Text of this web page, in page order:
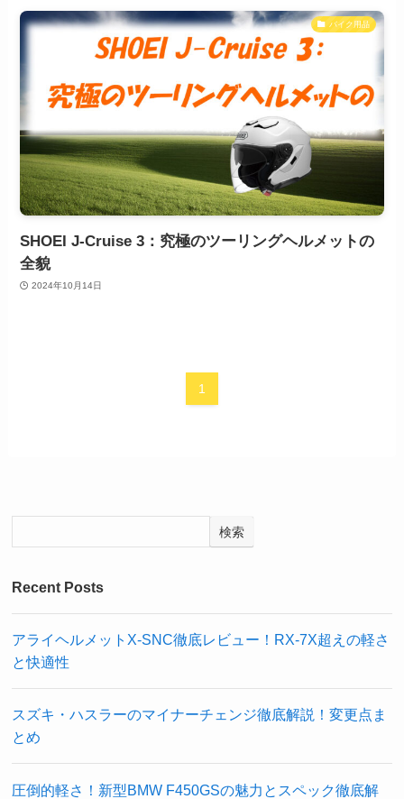
バイク用品
SHOEI J-Cruise 3：究極のツーリングヘルメットの
全貌
2024年10月14日
1
検索
Recent Posts
アライヘルメットX-SNC徹底レビュー！RX-7X超えの軽さ
と快適性
スズキ・ハスラーのマイナーチェンジ徹底解説！変更点ま
とめ
圧倒的軽さ！新型BMW F450GSの魅力とスペック徹底解